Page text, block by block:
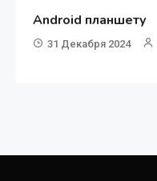
Android планшету
31 Декабря 2024